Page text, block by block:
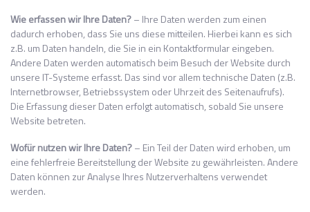
Wie erfassen wir Ihre Daten?– Ihre Daten werden zum einen
dadurch erhoben, dass Sie uns diese mitteilen. Hierbei kann es sich
z.B. um Daten handeln, die Sie in ein Kontaktformular eingeben.
Andere Daten werden automatisch beim Besuch der Website durch
unsere IT-Systeme erfasst. Das sind vor allem technische Daten (z.B.
Internetbrowser, Betriebssystem oder Uhrzeit des Seitenaufrufs).
Die Erfassung dieser Daten erfolgt automatisch, sobald Sie unsere
Website betreten.
Wofür nutzen wir Ihre Daten?– Ein Teil der Daten wird erhoben, um
eine fehlerfreie Bereitstellung der Website zu gewährleisten. Andere
Daten können zur Analyse Ihres Nutzerverhaltens verwendet
werden.